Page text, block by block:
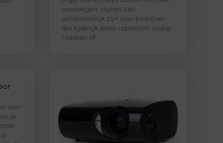
overwegen. Huren kan
aantrekkelijk zijn voor bedrijven
die tijdelijk extra capaciteit nodig
hebben of
een
je